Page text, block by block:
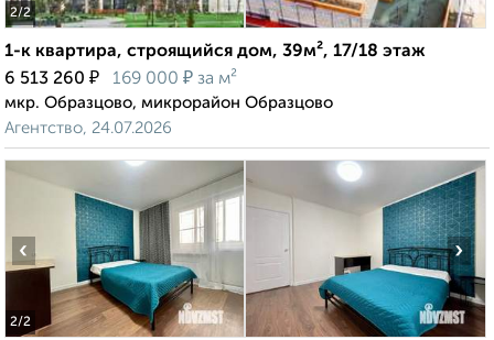
2/2
1-к квартира, строящийся дом, 39м², 17/18 этаж
6 513 260 ₽ 169 000 ₽ за м²
мкр. Образцово, микрорайон Образцово
Агентство, 24.07.2026
2/2
‹ ›